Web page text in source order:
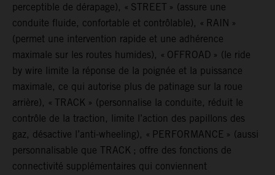
perceptible de dérapage), « STREET » (assure une
conduite fluide, confortable et contrôlable), « RAIN »
(permet une intervention rapide et une adhérence
maximale sur les routes humides), « OFFROAD » (le ride
by wire limite la réponse de la poignée et la puissance
maximale, ce qui autorise plus de patinage sur la roue
arrière), « TRACK » (personnalise la conduite, réduit le
contrôle de la traction, limite l’action des papillons des
gaz, désactive l’anti-wheeling), « PERFORMANCE » (aussi
personnalisable que TRACK ; offre des fonctions de
connectivité supplémentaires qui conviennent